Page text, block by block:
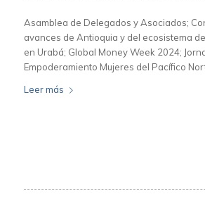
Asamblea de Delegados y Asociados;
avances de Antioquia y del ecosistema
en Urabá; Global Money Week 2024;
Empoderamiento Mujeres del Pacífico
Leer más